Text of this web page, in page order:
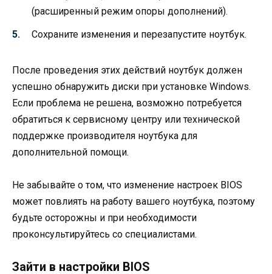
(расширенный режим опоры дополнений).
Сохраните изменения и перезапустите ноутбук.
После проведения этих действий ноутбук должен
успешно обнаружить диски при установке Windows.
Если проблема не решена, возможно потребуется
обратиться к сервисному центру или технической
поддержке производителя ноутбука для
дополнительной помощи.
Не забывайте о том, что изменение настроек BIOS
может повлиять на работу вашего ноутбука, поэтому
будьте осторожны и при необходимости
проконсультируйтесь со специалистами.
Зайти в настройки BIOS